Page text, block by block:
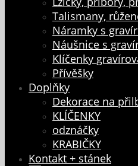
Talismany,
Náramky s
Náušnice s
Klíčenky
Přívěšky
Doplňky
Dekorace na
KLÍČENKY
odznáčky
KRABIČKY
Kontakt + stánek